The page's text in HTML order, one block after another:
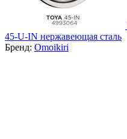
45-U-IN нержавеющая сталь
Бренд: Omoikiri